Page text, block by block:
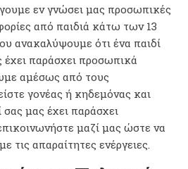
εν γνώσει μας προσωπικές
από παιδιά κάτω των 13
ανακαλύψουμε ότι ένα παιδί
παράσχει προσωπικά
αμέσως από τους
γονέας ή κηδεμόνας και
σας μας έχει παράσχει
μαζί μας ώστε να
τις απαραίτητες ενέργειες.